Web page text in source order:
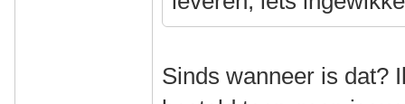
Sinds wanneer is dat?